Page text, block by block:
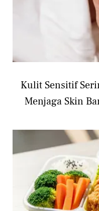
Kulit Sensitif
Menjaga Skin